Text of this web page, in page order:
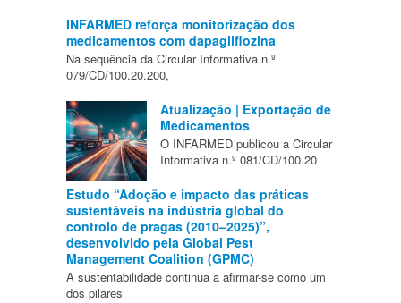
INFARMED reforça monitorização dos
medicamentos com dapagliflozina
Na sequência da Circular Informativa n.º
079/CD/100.20.200,
Atualização | Exportação de
Medicamentos
O INFARMED publicou a Circular
Informativa n.º 081/CD/100.20
Estudo “Adoção e impacto das práticas
sustentáveis na indústria global do
controlo de pragas (2010–2025)”,
desenvolvido pela Global Pest
Management Coalition (GPMC)
A sustentabilidade continua a afirmar-se como um
dos pilares